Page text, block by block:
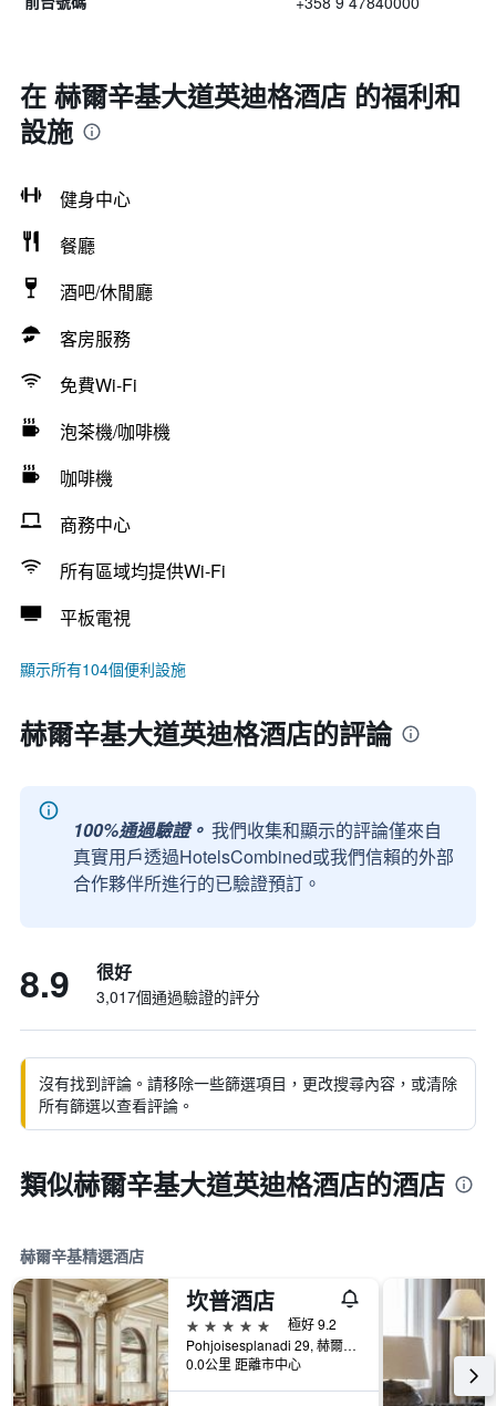
在 赫爾辛基大道英迪格酒店 的福利和
設施
健身中心
餐廳
酒吧/休閒廳
客房服務
免費Wi-Fi
泡茶機/咖啡機
咖啡機
商務中心
所有區域均提供Wi-Fi
平板電視
顯示所有104個便利設施
赫爾辛基大道英迪格酒店的評論
100%通過驗證。 我們收集和顯示的評論僅來自
真實用戶透過HotelsCombined或我們信賴的外部
合作夥伴所進行的已驗證預訂。
8.9 很好
3,017個通過驗證的評分
沒有找到評論。請移除一些篩選項目，更改搜尋內容，或清除
所有篩選以查看評論。
類似赫爾辛基大道英迪格酒店的酒店
赫爾辛基精選酒店
坎普酒店
5星級
極好 9.2
Pohjoisesplanadi 29, 赫爾辛基, Uusimaa, 芬蘭
0.0公里 距離市中心